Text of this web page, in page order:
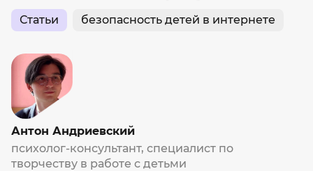
Статьи безопасность детей в интернете
Антон Андриевский
психолог-консультант, специалист по
творчеству в работе с детьми